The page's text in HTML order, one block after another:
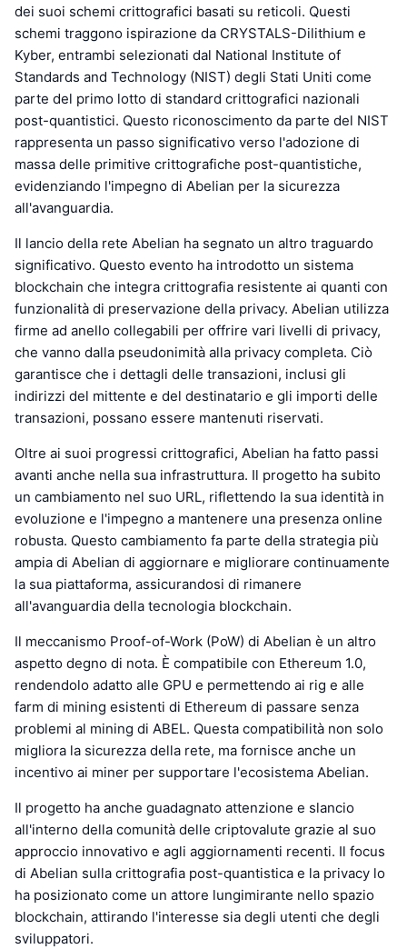
dei suoi schemi crittografici basati su reticoli. Questi
schemi traggono ispirazione da CRYSTALS-Dilithium e
Kyber, entrambi selezionati dal National Institute of
Standards and Technology (NIST) degli Stati Uniti come
parte del primo lotto di standard crittografici nazionali
post-quantistici. Questo riconoscimento da parte del NIST
rappresenta un passo significativo verso l'adozione di
massa delle primitive crittografiche post-quantistiche,
evidenziando l'impegno di Abelian per la sicurezza
all'avanguardia.
Il lancio della rete Abelian ha segnato un altro traguardo
significativo. Questo evento ha introdotto un sistema
blockchain che integra crittografia resistente ai quanti con
funzionalità di preservazione della privacy. Abelian utilizza
firme ad anello collegabili per offrire vari livelli di privacy,
che vanno dalla pseudonimità alla privacy completa. Ciò
garantisce che i dettagli delle transazioni, inclusi gli
indirizzi del mittente e del destinatario e gli importi delle
transazioni, possano essere mantenuti riservati.
Oltre ai suoi progressi crittografici, Abelian ha fatto passi
avanti anche nella sua infrastruttura. Il progetto ha subito
un cambiamento nel suo URL, riflettendo la sua identità in
evoluzione e l'impegno a mantenere una presenza online
robusta. Questo cambiamento fa parte della strategia più
ampia di Abelian di aggiornare e migliorare continuamente
la sua piattaforma, assicurandosi di rimanere
all'avanguardia della tecnologia blockchain.
Il meccanismo Proof-of-Work (PoW) di Abelian è un altro
aspetto degno di nota. È compatibile con Ethereum 1.0,
rendendolo adatto alle GPU e permettendo ai rig e alle
farm di mining esistenti di Ethereum di passare senza
problemi al mining di ABEL. Questa compatibilità non solo
migliora la sicurezza della rete, ma fornisce anche un
incentivo ai miner per supportare l'ecosistema Abelian.
Il progetto ha anche guadagnato attenzione e slancio
all'interno della comunità delle criptovalute grazie al suo
approccio innovativo e agli aggiornamenti recenti. Il focus
di Abelian sulla crittografia post-quantistica e la privacy lo
ha posizionato come un attore lungimirante nello spazio
blockchain, attirando l'interesse sia degli utenti che degli
sviluppatori.